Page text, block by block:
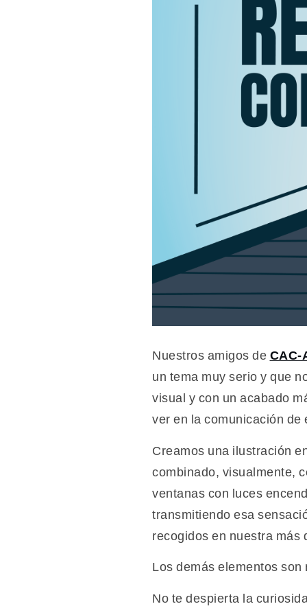
Nuestros amigos de CAC-
un tema muy serio y que
visual y con un acabado
ver en la comunicación
Creamos una ilustración
combinado, visualmente,
ventanas con luces
transmitiendo esa
recogidos en nuestra más
Los demás elementos
No te despierta la